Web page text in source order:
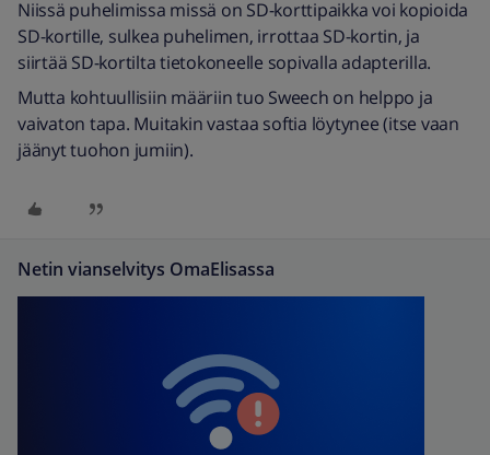
Niissä puhelimissa missä on SD-korttipaikka voi kopioida
SD-kortille, sulkea puhelimen, irrottaa SD-kortin, ja
siirtää SD-kortilta tietokoneelle sopivalla adapterilla.
Mutta kohtuullisiin määriin tuo Sweech on helppo ja
vaivaton tapa. Muitakin vastaa softia löytynee (itse vaan
jäänyt tuohon jumiin).
Netin vianselvitys OmaElisassa